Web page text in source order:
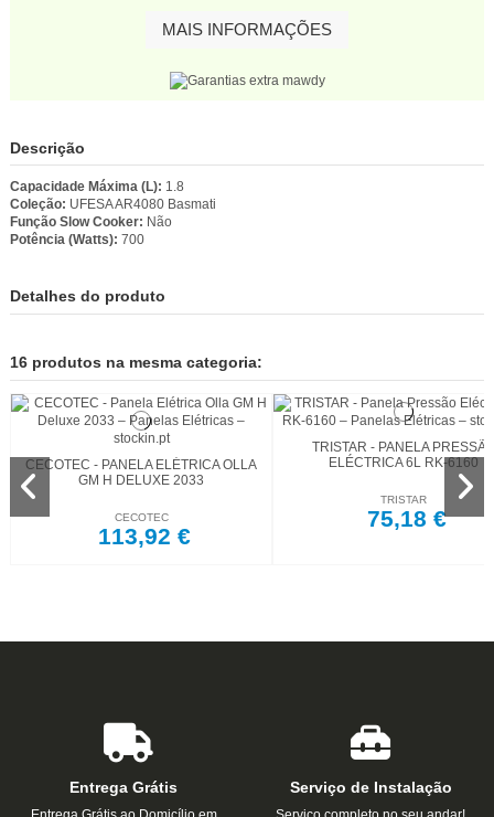
MAIS INFORMAÇÕES
Descrição
Capacidade Máxima (L): 1.8
Coleção: UFESA AR4080 Basmati
Função Slow Cooker: Não
Potência (Watts): 700
Detalhes do produto
16 produtos na mesma categoria:
CECOTEC - PANELA ELÉTRICA OLLA
GM H DELUXE 2033
CECOTEC
113,92 €
TRISTAR - PANELA
ELÉCTRICA 6L RK-6160
TRISTAR
75,18 €
Entrega Grátis Serviço de Instalação